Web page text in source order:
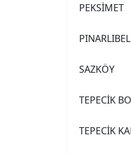
PEKSİMET
SAZKÖY
TEPECİK
TEPECİK